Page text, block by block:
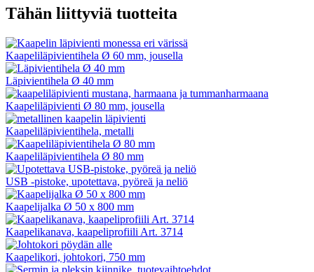
Tähän liittyviä tuotteita
Kaapeliläpivientihela Ø 60 mm, jousella
Läpivientihela Ø 40 mm
Kaapeliläpivienti Ø 80 mm, jousella
Kaapeliläpivientihela, metalli
Kaapeliläpivientihela Ø 80 mm
USB -pistoke, upotettava, pyöreä ja neliö
Kaapelijalka Ø 50 x 800 mm
Kaapelikanava, kaapeliprofiili Art. 3714
Kaapelikori, johtokori, 750 mm